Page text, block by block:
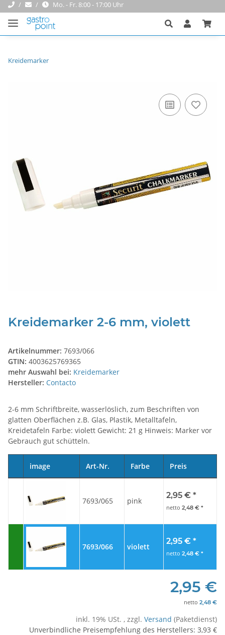
Mo. - Fr. 8:00 - 17:00 Uhr
Kreidemarker
Kreidemarker 2-6 mm, violett
Artikelnummer: 7693/066
GTIN: 4003625769365
mehr Auswahl bei: Kreidemarker
Hersteller: Contacto
2-6 mm Schriftbreite, wasserlöslich, zum Beschriften von
glatten Oberflächen z.B. Glas, Plastik, Metalltafeln,
Kreidetafeln Farbe: violett Gewicht: 21 g Hinweis: Marker vor
Gebrauch gut schütteln.
image Art-Nr. Farbe Preis
7693/065 pink
2,95 € *
netto 2,48 € *
7693/066 violett
2,95 € *
netto 2,48 € *
2,95 €
netto 2,48 €
inkl. 19% USt. , zzgl. Versand (Paketdienst)
Unverbindliche Preisempfehlung des Herstellers: 3,93 €